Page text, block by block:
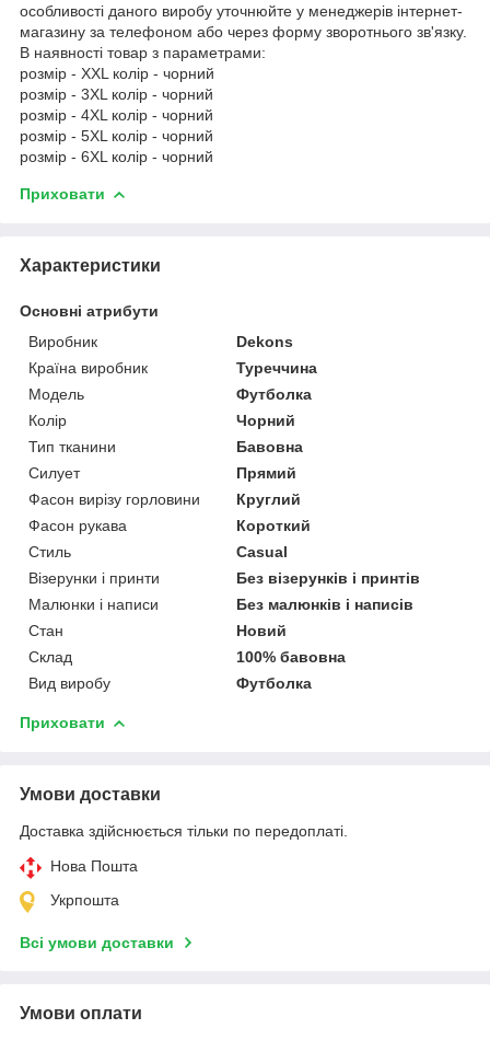
особливості даного виробу уточнюйте у менеджерів інтернет-
магазину за телефоном або через форму зворотнього зв'язку.
В наявності товар з параметрами:
розмір - XXL колір - чорний
розмір - 3XL колір - чорний
розмір - 4XL колір - чорний
розмір - 5XL колір - чорний
розмір - 6XL колір - чорний
Приховати
Характеристики
Основні атрибути
Виробник
Dekons
Країна виробник
Туреччина
Модель
Футболка
Колір
Чорний
Тип тканини
Бавовна
Силует
Прямий
Фасон вирізу горловини
Круглий
Фасон рукава
Короткий
Стиль
Casual
Візерунки і принти
Без візерунків і принтів
Малюнки і написи
Без малюнків і написів
Стан
Новий
Склад
100% бавовна
Вид виробу
Футболка
Приховати
Умови доставки
Доставка здійснюється тільки по передоплаті.
Нова Пошта
Укрпошта
Всі умови доставки
Умови оплати